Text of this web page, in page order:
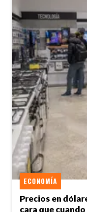
Precios en
cara que
ECONOMÍA